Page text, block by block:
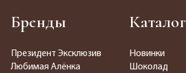
Бренды
Президент Эксклюзив
Любимая Алёнка
Каталог
Новинки
Шоколад